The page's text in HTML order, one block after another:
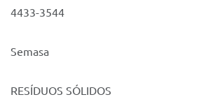
4433-3544
Semasa
RESÍDUOS SÓLIDOS